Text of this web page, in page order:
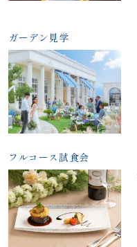
ガーデン見学
フルコース試食会